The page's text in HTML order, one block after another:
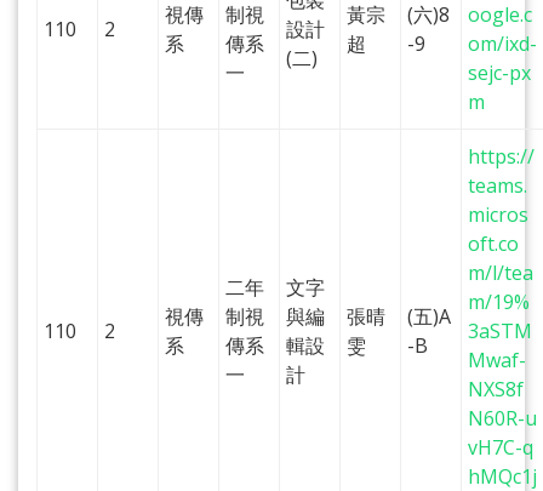
110 2
視傳
系
制視
傳系
一
設計
(二)
黃宗
超
(六)8
-9
oogle.c
om/ixd-
sejc-px
m
110 2
視傳
系
二年
制視
傳系
一
文字
與編
輯設
計
張晴
雯
(五)A
-B
https://
teams.
micros
oft.co
m/l/tea
m/19%
3aSTM
Mwaf-
NXS8f
N60R-u
vH7C-q
hMQc1j